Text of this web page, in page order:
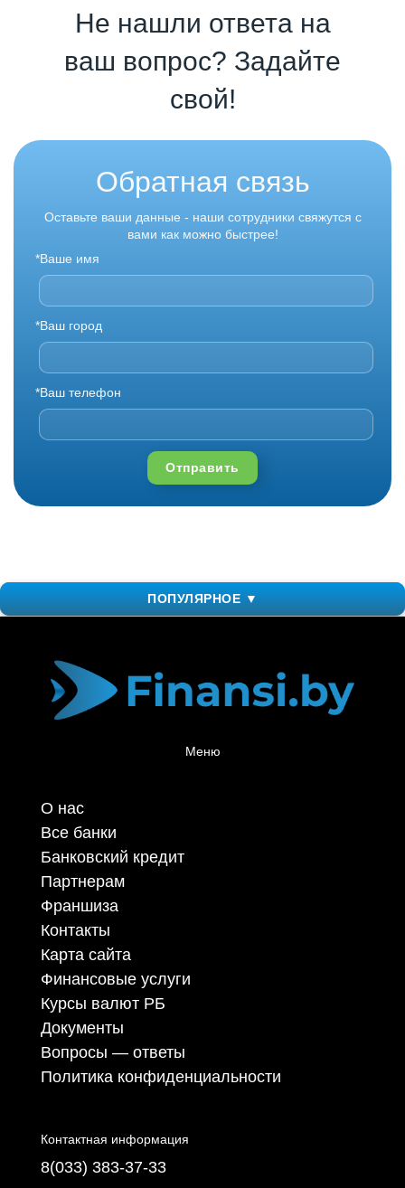
Не нашли ответа на
ваш вопрос? Задайте
свой!
Обратная связь
Оставьте ваши данные - наши сотрудники свяжутся с
вами как можно быстрее!
*Ваше имя
*Ваш город
*Ваш телефон
Отправить
ПОПУЛЯРНОЕ ▼
Меню
О нас
Все банки
Банковский кредит
Партнерам
Франшиза
Контакты
Карта сайта
Финансовые услуги
Курсы валют РБ
Документы
Вопросы — ответы
Политика конфиденциальности
Контактная информация
8(033) 383-37-33